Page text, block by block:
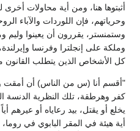
أثبتوها هنا، ومن أية محاولات أخرى
وحرياتهم، فإن اللوردات والآباء
وستمنستر، يقررون أن يعينوا وليم
وملكة على إنجلترا وفرنسا
كل الأشخاص الذين يتطلب القانون
"أقسم أنا (س من الناس) أن أمقت
كفر وهرطقة، تلك النظرية الدنسة
يخلع أو يقتل، بيد رعاياه أو عيرهم
أية هيئة في المقر البابوي في